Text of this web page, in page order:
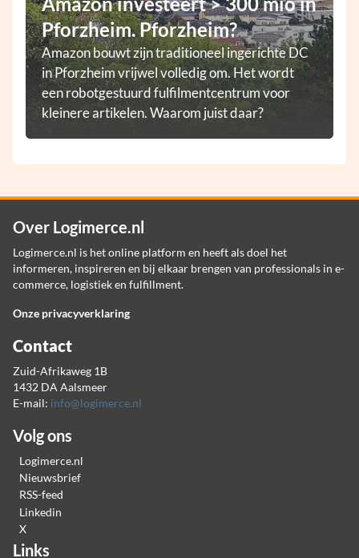
Pforzheim. Pforzheim?
Amazon bouwt zijn traditioneel ingerichte DC
in Pforzheim vrijwel volledig om. Het wordt
een robotgestuurd fulfilmentcentrum voor
kleinere artikelen. Waarom juist daar?
Over Logimerce.nl
Logimerce.nl is het online platform en heeft als doel het
informeren, inspireren en bij elkaar brengen van professionals in e-
commerce, logistiek en fulfillment.
Onze privacyverklaring
Contact
Zuid-Afrikaweg 1B
1432 DA Aalsmeer
E-mail: info@logimerce.nl
Volg ons
Logimerce.nl
Nieuwsbrief
RSS-feed
Linkedin
X
Links